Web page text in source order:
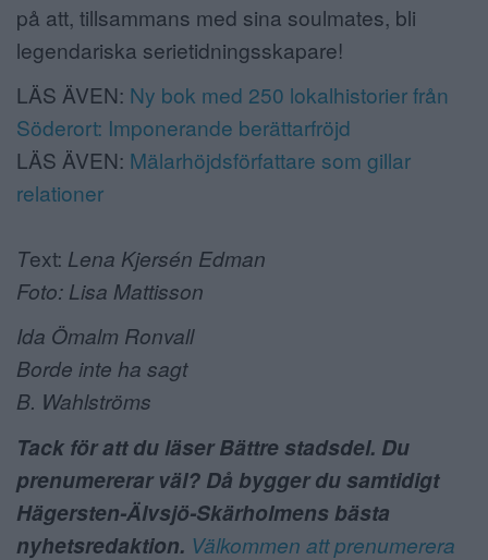
på att, tillsammans med sina soulmates, bli
legendariska serietidningsskapare!
LÄS ÄVEN: Ny bok med 250 lokalhistorier från
Söderort: Imponerande berättarfröjd
LÄS ÄVEN: Mälarhöjdsförfattare som gillar
relationer
Text: Lena Kjersén Edman
Foto: Lisa Mattisson
Ida Ömalm Ronvall
Borde inte ha sagt
B. Wahlströms
Tack för att du läser Bättre stadsdel. Du
prenumererar väl? Då bygger du samtidigt
Hägersten-Älvsjö-Skärholmens bästa
nyhetsredaktion. Välkommen att prenumerera